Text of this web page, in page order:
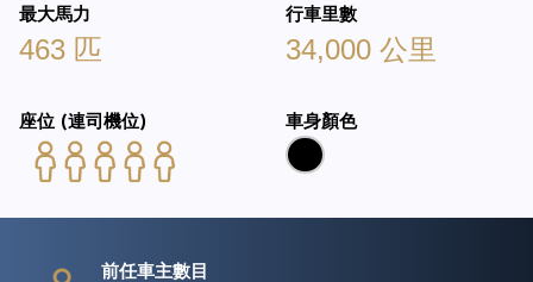
最大馬力
463 匹
行車里數
34,000 公里
座位 (連司機位) 車身顏色
前任車主數目